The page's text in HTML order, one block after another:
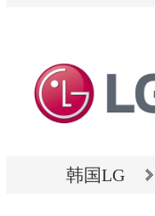
三星电子
韩国LG